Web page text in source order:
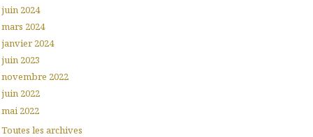
juin 2024
mars 2024
janvier 2024
juin 2023
novembre 2022
juin 2022
mai 2022
Toutes les archives